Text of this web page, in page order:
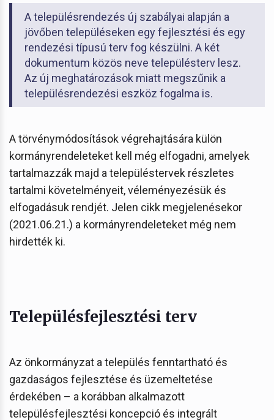
A településrendezés új szabályai alapján a
jövőben településeken egy fejlesztési és egy
rendezési típusú terv fog készülni. A két
dokumentum közös neve településterv lesz.
Az új meghatározások miatt megszűnik a
településrendezési eszköz fogalma is.
A törvénymódosítások végrehajtására külön
kormányrendeleteket kell még elfogadni, amelyek
tartalmazzák majd a településtervek részletes
tartalmi követelményeit, véleményezésük és
elfogadásuk rendjét. Jelen cikk megjelenésekor
(2021.06.21.) a kormányrendeleteket még nem
hirdették ki.
Településfejlesztési terv
Az önkormányzat a település fenntartható és
gazdaságos fejlesztése és üzemeltetése
érdekében – a korábban alkalmazott
településfejlesztési koncepció és integrált